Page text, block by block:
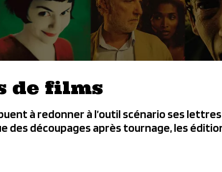
de films
à redonner à l’outil scénario ses
des découpages après tournage, les